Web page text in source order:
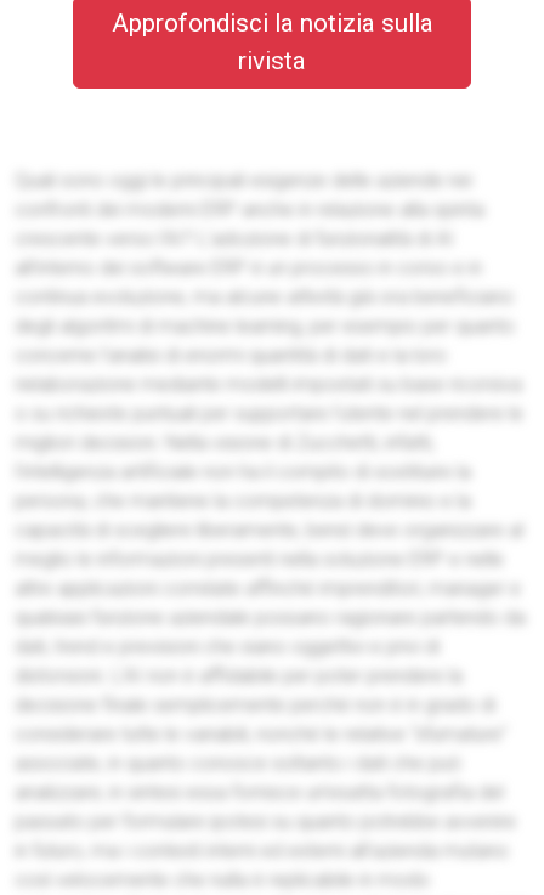
Approfondisci la notizia sulla
rivista
Quali sono oggi le principali esigenze delle aziende nei
continua evoluzione, ma alcune attività già ora beneficiano
degli algoritmi di machine learning, per esempio per quanto
concerne l’analisi di enormi quantità di dati e la loro
rielaborazione mediante modelli impostati su base ricorsiva
o su richieste puntuali per supportare l’utente nel prendere le
l’intelligenza artificiale non ha il compito di sostituire la
capacità di scegliere liberamente, bensì deve organizzare al
altre applicazioni correlate affinché imprenditori, manager e
qualsiasi funzione aziendale possano ragionare partendo da
dati, trend e previsioni che siano oggettivi e privi di
associate, in quanto conosce soltanto i dati che può
analizzare; in sintesi essa fornisce un’esatta fotografia del
passato per formulare ipotesi su quanto potrebbe avvenire